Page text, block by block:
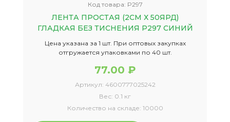
Код товара: P297
ЛЕНТА ПРОСТАЯ (2СМ Х 50ЯРД)
ГЛАДКАЯ БЕЗ ТИСНЕНИЯ P297 СИНИЙ
Цена указана за 1 шт. При оптовых закупках
отгружается упаковками по 40 шт.
77.00 ₽
Артикул: 4600777025242
Вес: 0.1 кг
Количество на складе: 10000